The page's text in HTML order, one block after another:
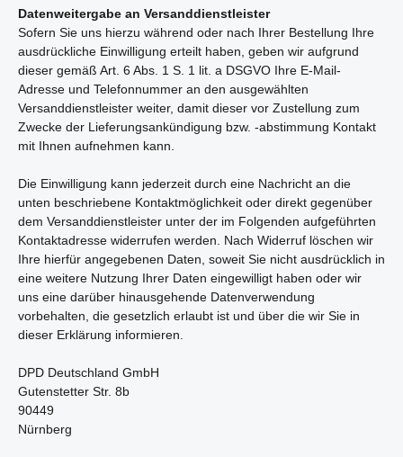
Datenweitergabe an Versanddienstleister
Sofern Sie uns hierzu während oder nach Ihrer Bestellung Ihre
ausdrückliche Einwilligung erteilt haben, geben wir aufgrund
dieser gemäß Art. 6 Abs. 1 S. 1 lit. a DSGVO Ihre E-Mail-
Adresse und Telefonnummer an den ausgewählten
Versanddienstleister weiter, damit dieser vor Zustellung zum
Zwecke der Lieferungsankündigung bzw. -abstimmung Kontakt
mit Ihnen aufnehmen kann.
Die Einwilligung kann jederzeit durch eine Nachricht an die
unten beschriebene Kontaktmöglichkeit oder direkt gegenüber
dem Versanddienstleister unter der im Folgenden aufgeführten
Kontaktadresse widerrufen werden. Nach Widerruf löschen wir
Ihre hierfür angegebenen Daten, soweit Sie nicht ausdrücklich in
eine weitere Nutzung Ihrer Daten eingewilligt haben oder wir
uns eine darüber hinausgehende Datenverwendung
vorbehalten, die gesetzlich erlaubt ist und über die wir Sie in
dieser Erklärung informieren.
DPD Deutschland GmbH
Gutenstetter Str. 8b
90449
Nürnberg